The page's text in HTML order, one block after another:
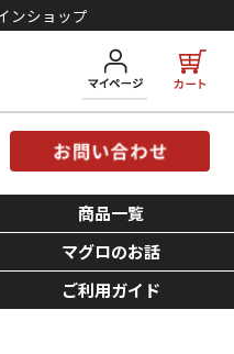
ンショップ
商品一覧
マグロのお話
ご利用ガイド